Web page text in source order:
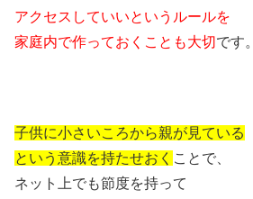
アクセスしていいというルールを
家庭内で作っておくことも大切です。
子供に小さいころから親が見ている
という意識を持たせおく ことで、
ネット上でも節度を持って